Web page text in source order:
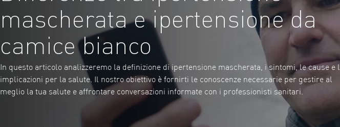
mascherata e ipertensione da
camice bianco
In questo articolo analizzeremo la definizione di ipertensione mascherata, i sintomi, le cause e
implicazioni per la salute. Il nostro obiettivo è fornirti le conoscenze necessarie per gestire al
meglio la tua salute e affrontare conversazioni informate con i professionisti sanitari.